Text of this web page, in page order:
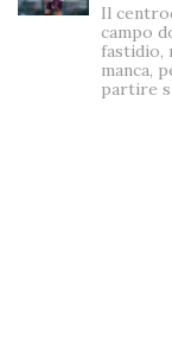
Il
campo
fastidio,
manca,
partire